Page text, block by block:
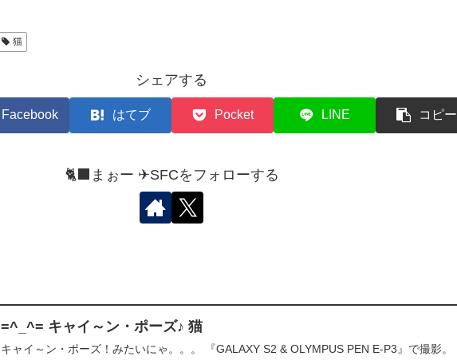
猫
シェアする
Facebook はてブ Pocket LINE コピー
🐈‍⬛まぉー ✈︎SFCをフォローする
=^_^= キャイ～ン・ポーズ♪ 猫
キャイ～ン・ポーズ！みたいにゃ。。。 『GALAXY S2 & OLYMPUS PEN E-P3』で撮影。